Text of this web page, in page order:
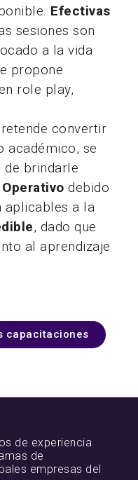
Efectivas
sesiones son
a la vida
propone
role play,
convertir
académico, se
brindarle
Operativo debido
aplicables a la
, dado que
al aprendizaje
capacitaciones
de experiencia
de
empresas del